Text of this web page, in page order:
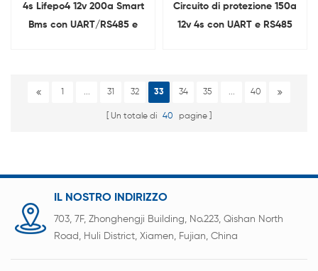
4s Lifepo4 12v 200a Smart
Bms con UART/RS485 e
Circuito di protezione 150a
12v 4s con UART e RS485
1 ... 31 32 33 34 35 ... 40
Un totale di 40 pagine
IL NOSTRO INDIRIZZO
703, 7F, Zhonghengji Building, No.223, Qishan North
Road, Huli District, Xiamen, Fujian, China